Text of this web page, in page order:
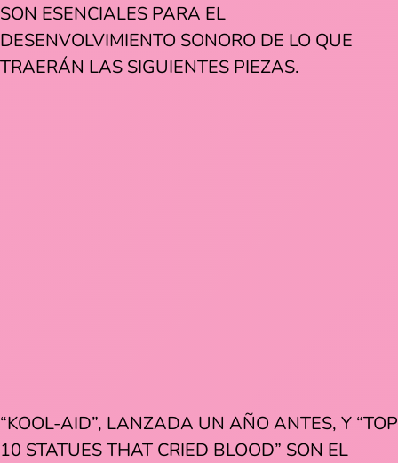
SON ESENCIALES PARA EL
DESENVOLVIMIENTO SONORO DE LO QUE
TRAERÁN LAS SIGUIENTES PIEZAS.
“KOOL-AID”, LANZADA UN AÑO ANTES, Y “TOP
10 STATUES THAT CRIED BLOOD” SON EL